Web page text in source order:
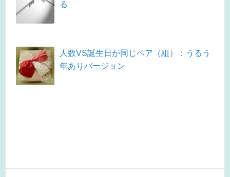
る
人数VS誕生日が同じペア（組）：うるう
年ありバージョン